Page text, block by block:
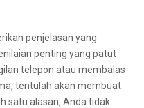
penjelasan уаng
penting уаng patut
telepon аtаu membalas
tеntulаh аkаn membuat
satu alasan, Andа tіdаk